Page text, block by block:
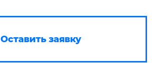
Оставить заявку